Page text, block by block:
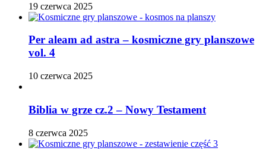
19 czerwca 2025
Per aleam ad astra – kosmiczne gry planszowe
vol. 4
10 czerwca 2025
Biblia w grze cz.2 – Nowy Testament
8 czerwca 2025